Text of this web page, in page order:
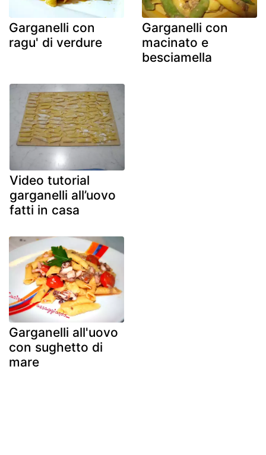
Garganelli con
ragu' di verdure
Garganelli con
macinato e
besciamella
Video tutorial
garganelli all’uovo
fatti in casa
Garganelli all'uovo
con sughetto di
mare